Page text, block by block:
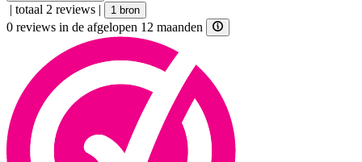
| totaal 2 reviews | 1 bron
0 reviews in de afgelopen 12 maanden